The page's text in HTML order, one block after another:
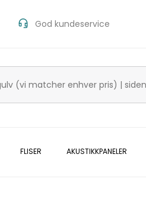
God kundeservice
FLISER AKUSTIKKPANELER